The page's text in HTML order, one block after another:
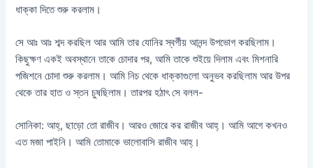
ধাক্কা দিতে শুরু করলাম।
সে আঃ আঃ শব্দ করছিল আর আমি তার যোনির স্বর্গীয় আনন্দ উপভোগ করছিলাম।
কিছুক্ষণ একই অবস্থানে তাকে চোদার পর, আমি তাকে শুইয়ে দিলাম এবং মিশনারি
পজিশনে চোদা শুরু করলাম। আমি নিচ থেকে ধাক্কাগুলো অনুভব করছিলাম আর উপর
থেকে তার হাত ও স্তন চুষছিলাম। তারপর হঠাৎ সে বলল-
সোনিকা: আহ্, ছাড়ো তো রাজীব। আরও জোরে কর রাজীব আহ্। আমি আগে কখনও
এত মজা পাইনি। আমি তোমাকে ভালোবাসি রাজীব আহ্।